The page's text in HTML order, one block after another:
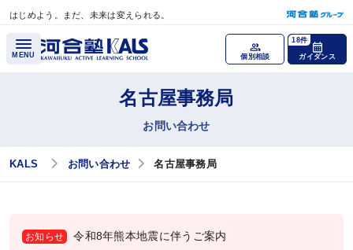
はじめよう。まだ、未来は変えられる。
メインコンテンツへスキップ
MENU 個別相談 ガイダンス
18件
医学部学士編入 対策講座
名古屋事務局
お問い合わせ
KALS お問い合わせ 名古屋事務局
お知らせ 令和8年熊本地震に伴うご案内